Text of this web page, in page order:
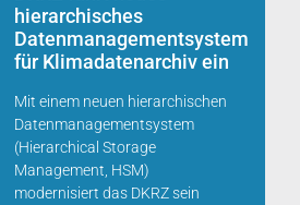
hierarchisches
Datenmanagementsystem
für Klimadatenarchiv ein
Mit einem neuen hierarchischen
Datenmanagementsystem
(Hierarchical Storage
Management, HSM)
modernisiert das DKRZ sein